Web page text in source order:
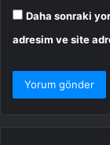
Daha sonraki
adresim ve site